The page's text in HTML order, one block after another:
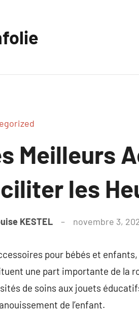
Meilleurs
les
KESTEL novembre 3,
pour bébés et
une part importante de la
de soins aux jouets
de l’enfant.